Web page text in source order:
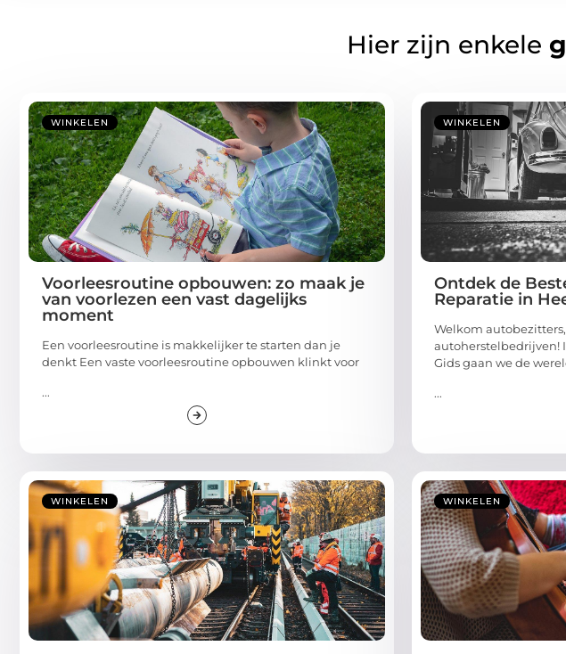
Hier zijn enkele
WINKELEN
Voorleesroutine opbouwen: zo maak je
van voorlezen een vast dagelijks
moment
Een voorleesroutine is makkelijker te starten dan je
denkt Een vaste voorleesroutine opbouwen klinkt voor
...
WINKELEN
Ontdek de
Reparatie in
Welkom
autoherstelbedrijven!
Gids gaan we de
...
WINKELEN WINKELEN